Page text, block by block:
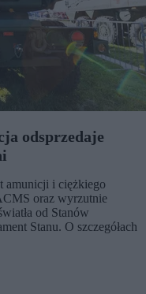
odsprzedaje
amunicji i ciężkiego
oraz wyrzutnie
od Stanów
Stanu. O szczegółach